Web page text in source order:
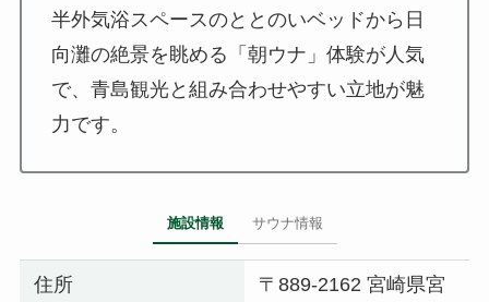
半外気浴スペースのととのいベッドから日
向灘の絶景を眺める「朝ウナ」体験が人気
で、青島観光と組み合わせやすい立地が魅
力です。
施設情報 サウナ情報
住所
〒889-2162 宮崎県宮